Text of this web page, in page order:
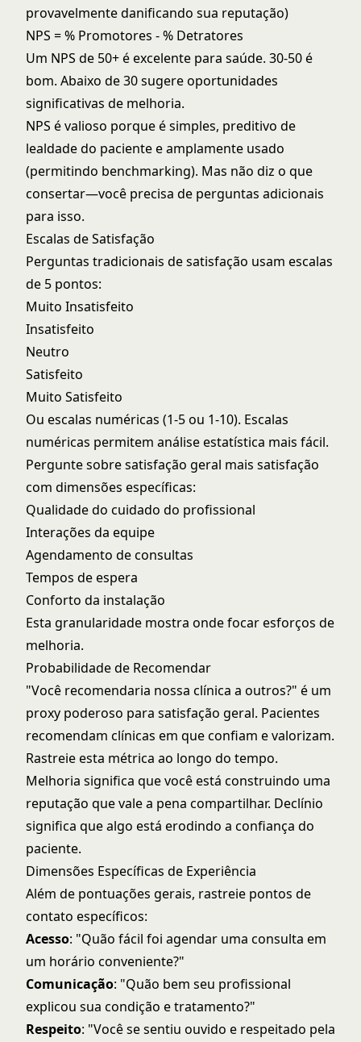
provavelmente danificando sua reputação)
NPS = % Promotores - % Detratores
Um NPS de 50+ é excelente para saúde. 30-50 é
bom. Abaixo de 30 sugere oportunidades
significativas de melhoria.
NPS é valioso porque é simples, preditivo de
lealdade do paciente e amplamente usado
(permitindo benchmarking). Mas não diz o que
consertar—você precisa de perguntas adicionais
para isso.
Escalas de Satisfação
Perguntas tradicionais de satisfação usam escalas
de 5 pontos:
Muito Insatisfeito
Insatisfeito
Neutro
Satisfeito
Muito Satisfeito
Ou escalas numéricas (1-5 ou 1-10). Escalas
numéricas permitem análise estatística mais fácil.
Pergunte sobre satisfação geral mais satisfação
com dimensões específicas:
Qualidade do cuidado do profissional
Interações da equipe
Agendamento de consultas
Tempos de espera
Conforto da instalação
Esta granularidade mostra onde focar esforços de
melhoria.
Probabilidade de Recomendar
"Você recomendaria nossa clínica a outros?" é um
proxy poderoso para satisfação geral. Pacientes
recomendam clínicas em que confiam e valorizam.
Rastreie esta métrica ao longo do tempo.
Melhoria significa que você está construindo uma
reputação que vale a pena compartilhar. Declínio
significa que algo está erodindo a confiança do
paciente.
Dimensões Específicas de Experiência
Além de pontuações gerais, rastreie pontos de
contato específicos:
Acesso: "Quão fácil foi agendar uma consulta em
um horário conveniente?"
Comunicação: "Quão bem seu profissional
explicou sua condição e tratamento?"
Respeito: "Você se sentiu ouvido e respeitado pela